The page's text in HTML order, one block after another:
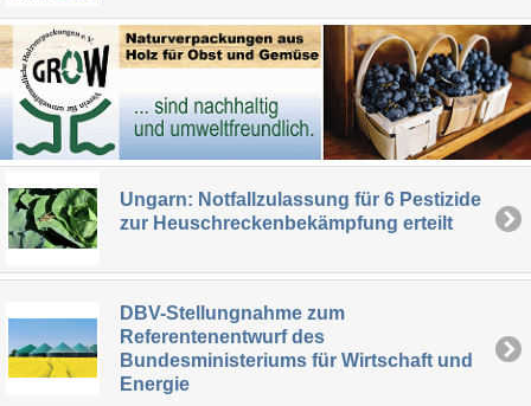
Ungarn: Notfallzulassung für 6 Pestizide
zur Heuschreckenbekämpfung erteilt
DBV-Stellungnahme zum
Referentenentwurf des
Bundesministeriums für Wirtschaft und
Energie